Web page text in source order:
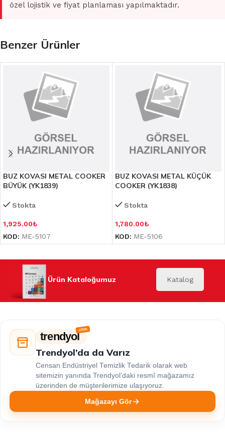
özel lojistik ve fiyat planlaması yapılmaktadır.
Benzer Ürünler
BUZ KOVASI METAL COOKER
BÜYÜK (YK1839)
Stokta
1,925.00₺
KOD: ME-5107
BUZ KOVASI METAL KÜÇÜK
COOKER (YK1838)
Stokta
1,780.00₺
KOD: ME-5106
Ürün Kataloğumuz Katalog
trendyol
Trendyol’da da Varız
Censan Endüstriyel Temizlik Tedarik olarak web
sitemizin yanında Trendyol’daki resmî mağazamız
üzerinden de müşterilerimize ulaşıyoruz.
Mağazayı Gör